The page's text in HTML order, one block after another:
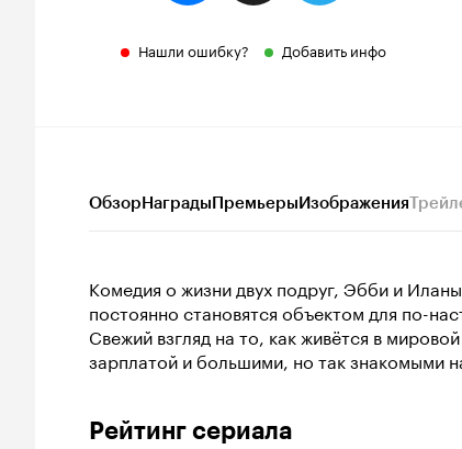
Нашли ошибку? Добавить инфо
ОбзорНаградыПремьерыИзображения
Комедия о жизни двух подруг, Эбби и
постоянно становятся объектом для по-
Свежий взгляд на то, как живётся в
зарплатой и большими, но так знакомыми
Рейтинг сериала